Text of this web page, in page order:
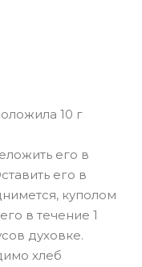
10 г
его в
его в
куполом
в течение 1
духовке.
хлеб